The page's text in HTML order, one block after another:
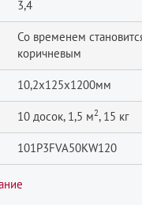
3,4
Со временем
коричневым
10,2x125x1200мм
10 досок, 1,5 м2, 15 кг
101P3FVA50KW120